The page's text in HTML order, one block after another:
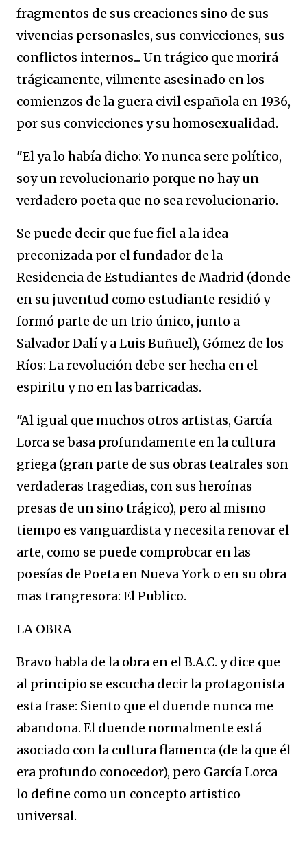
fragmentos de sus creaciones sino de sus
vivencias personasles, sus convicciones, sus
conflictos internos... Un trágico que morirá
trágicamente, vilmente asesinado en los
comienzos de la guera civil española en 1936,
por sus convicciones y su homosexualidad.
"El ya lo había dicho: Yo nunca sere político,
soy un revolucionario porque no hay un
verdadero poeta que no sea revolucionario.
Se puede decir que fue fiel a la idea
preconizada por el fundador de la
Residencia de Estudiantes de Madrid (donde
en su juventud como estudiante residió y
formó parte de un trio único, junto a
Salvador Dalí y a Luis Buñuel), Gómez de los
Ríos: La revolución debe ser hecha en el
espiritu y no en las barricadas.
"Al igual que muchos otros artistas, García
Lorca se basa profundamente en la cultura
griega (gran parte de sus obras teatrales son
verdaderas tragedias, con sus heroínas
presas de un sino trágico), pero al mismo
tiempo es vanguardista y necesita renovar el
arte, como se puede comprobcar en las
poesías de Poeta en Nueva York o en su obra
mas trangresora: El Publico.
LA OBRA
Bravo habla de la obra en el B.A.C. y dice que
al principio se escucha decir la protagonista
esta frase: Siento que el duende nunca me
abandona. El duende normalmente está
asociado con la cultura flamenca (de la que él
era profundo conocedor), pero García Lorca
lo define como un concepto artistico
universal.